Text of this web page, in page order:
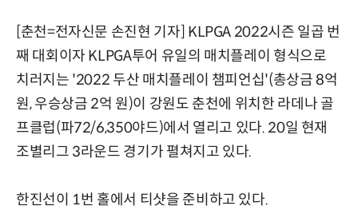
[춘천=전자신문 손진현 기자] KLPGA 2022시즌 일곱 번
째 대회이자 KLPGA투어 유일의 매치플레이 형식으로
치러지는 '2022 두산 매치플레이 챔피언십'(총상금 8억
원, 우승상금 2억 원)이 강원도 춘천에 위치한 라데나 골
프클럽(파72/6,350야드)에서 열리고 있다. 20일 현재
조별리그 3라운드 경기가 펼쳐지고 있다.
한진선이 1번 홀에서 티샷을 준비하고 있다.